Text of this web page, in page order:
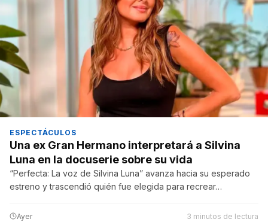
ESPECTÁCULOS
Una ex Gran Hermano interpretará a Silvina
Luna en la docuserie sobre su vida
“Perfecta: La voz de Silvina Luna” avanza hacia su esperado
estreno y trascendió quién fue elegida para recrear…
Ayer 3 minutos de lectura